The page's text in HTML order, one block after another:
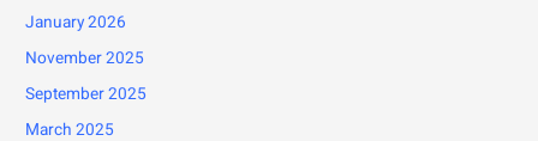
January 2026
November 2025
September 2025
March 2025